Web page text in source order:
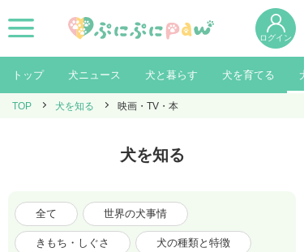
ログイン
トップ 犬ニュース 犬と暮らす 犬を育てる
TOP 犬を知る 映画・TV・本
犬を知る
全て 世界の犬事情
きもち・しぐさ 犬の種類と特徴